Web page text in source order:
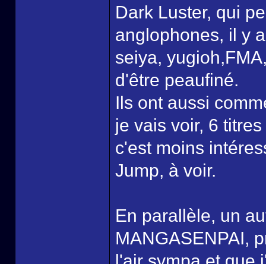
Dark Luster, qui
anglophones, il y
seiya,
d'être peaufiné.
Ils ont aussi
je vais voir, 6
c'est moins
Jump, à voir.
En parallèle, un
MANGASENPAI,